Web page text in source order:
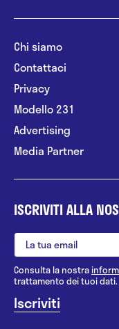
Chi siamo
Contattaci
Privacy
Modello 231
Advertising
Media Partner
ISCRIVITI ALLA
Consulta la nostra
trattamento dei tuoi dati.